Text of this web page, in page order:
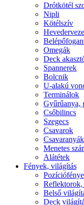
Drótkötél
Nipli
Kötélszív
Omegák
Deck
Spannerek
Bolcnik
U-alakú
Terminálok
Gyűrűanya,
Csőbilincs
Szegecs
Csavarok
Csavaranyák
Menetes
Alátétek
Fények, világítás
Belső
Deck